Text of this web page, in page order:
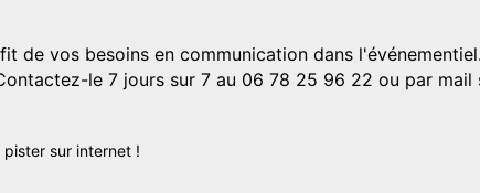
de vos besoins en communication dans
le 7 jours sur 7 au 06 78 25 96 22 ou par mail
sur internet !